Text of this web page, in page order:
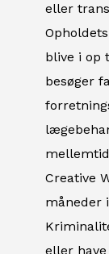
eller
blive i op
besøger
Creative
måneder
eller